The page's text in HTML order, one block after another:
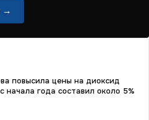
→
повысила цены на диоксид
начала года составил около 5%